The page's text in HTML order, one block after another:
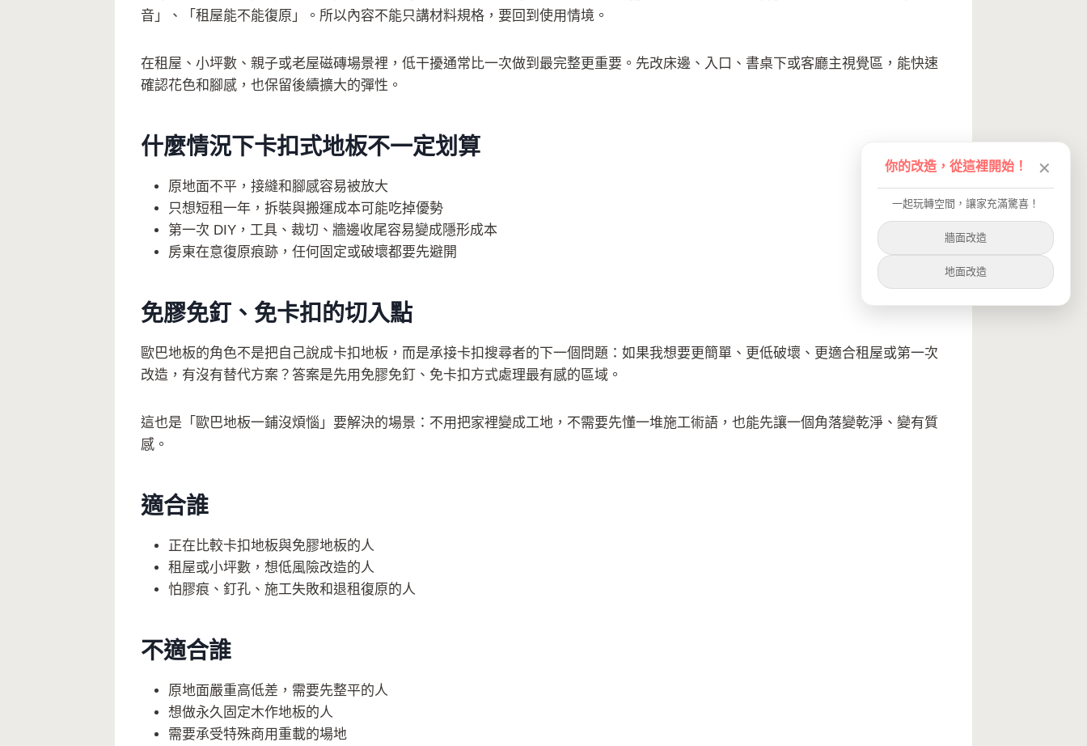
音」、「租屋能不能復原」。所以內容不能只講材料規格，要回到使用情境。
在租屋、小坪數、親子或老屋磁磚場景裡，低干擾通常比一次做到最完整更重要。先改床邊、入口、書桌下或客廳主視覺區，能快速
確認花色和腳感，也保留後續擴大的彈性。
什麼情況下卡扣式地板不一定划算
原地面不平，接縫和腳感容易被放大
只想短租一年，拆裝與搬運成本可能吃掉優勢
第一次 DIY，工具、裁切、牆邊收尾容易變成隱形成本
房東在意復原痕跡，任何固定或破壞都要先避開
免膠免釘、免卡扣的切入點
歐巴地板的角色不是把自己說成卡扣地板，而是承接卡扣搜尋者的下一個問題：如果我想要更簡單、更低破壞、更適合租屋或第一次
改造，有沒有替代方案？答案是先用免膠免釘、免卡扣方式處理最有感的區域。
這也是「歐巴地板一鋪沒煩惱」要解決的場景：不用把家裡變成工地，不需要先懂一堆施工術語，也能先讓一個角落變乾淨、變有質
感。
適合誰
正在比較卡扣地板與免膠地板的人
租屋或小坪數，想低風險改造的人
怕膠痕、釘孔、施工失敗和退租復原的人
不適合誰
原地面嚴重高低差，需要先整平的人
想做永久固定木作地板的人
需要承受特殊商用重載的場地
你的改造，從這裡開始！ ✕
一起玩轉空間，讓家充滿驚喜！
牆面改造
地面改造